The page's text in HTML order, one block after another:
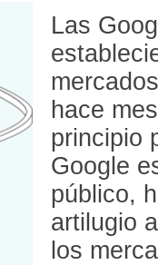
Las
hace
principio
Google
público,
artilugio
los